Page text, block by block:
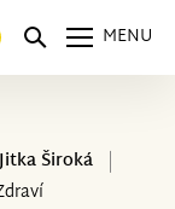
MENU
Široká